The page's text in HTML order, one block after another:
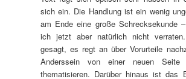
sich ein. Die Handlung ist ein wenig
am Ende eine große Schrecksekunde
ich jetzt aber natürlich nicht
gesagt, es regt an über Vorurteile
Anderssein von einer neuen
thematisieren. Darüber hinaus ist das